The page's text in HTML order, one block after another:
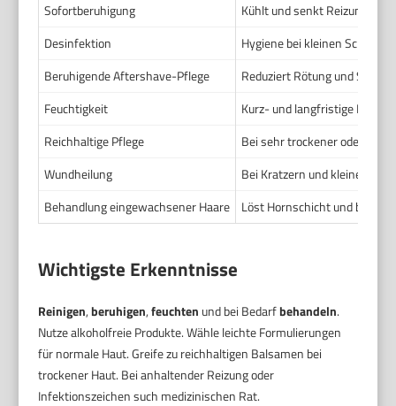
Sofortberuhigung
Kühlt und senkt Reizung
Desinfektion
Hygiene bei kleinen
Beruhigende Aftershave-Pflege
Reduziert Rötung und
Feuchtigkeit
Kurz- und langfristige
Reichhaltige Pflege
Bei sehr trockener oder
Wundheilung
Bei Kratzern und kleinen
Behandlung eingewachsener Haare
Löst Hornschicht und beugt
Wichtigste Erkenntnisse
Reinigen,beruhigen,feuchten und bei Bedarfbehandeln.
Nutze alkoholfreie Produkte. Wähle leichte Formulierungen
für normale Haut. Greife zu reichhaltigen Balsamen bei
trockener Haut. Bei anhaltender Reizung oder
Infektionszeichen such medizinischen Rat.